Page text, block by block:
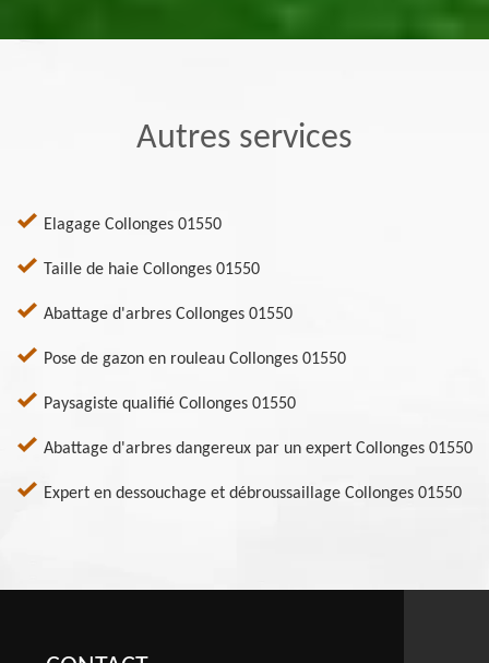
Autres services
Elagage Collonges 01550
Taille de haie Collonges 01550
Abattage d'arbres Collonges 01550
Pose de gazon en rouleau Collonges 01550
Paysagiste qualifié Collonges 01550
Abattage d'arbres dangereux par un expert Collonges 01550
Expert en dessouchage et débroussaillage Collonges 01550